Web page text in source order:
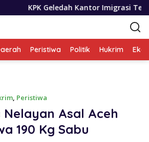
Kantor Imigrasi Temukan Dugaan
Peristiwa Politik Hukrim
, Peristiwa
Nelayan Asal Aceh
190 Kg Sabu